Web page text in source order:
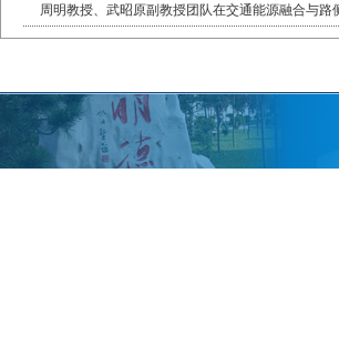
周明教授、武昭原副教授团队在交通能源融合与